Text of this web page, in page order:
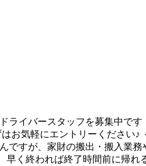
ライバースタッフを募集中で
お気軽にエントリーください♪
ですが、家財の搬出・搬入業
く終われば終了時間前に帰れ